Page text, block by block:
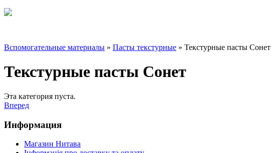
Вспомогательные материалы » Пасты текстурные » Текстурные пасты Сонет
Текстурные пасты Сонет
Эта категория пуста.
Вперед
Информация
Магазин Нитава